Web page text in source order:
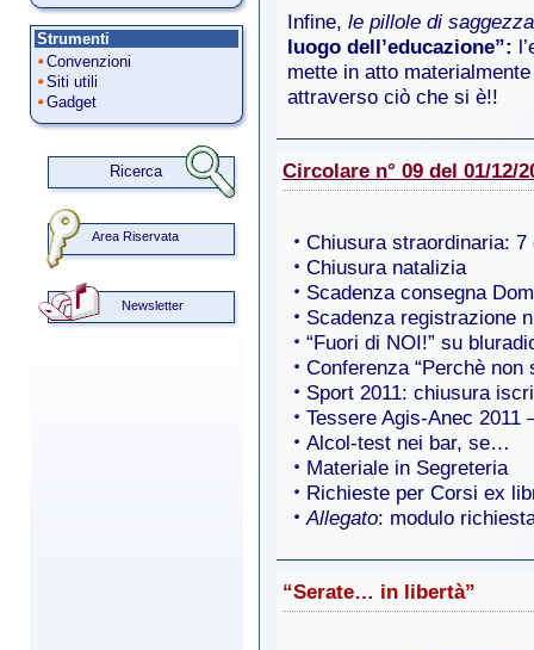
Strumenti
Convenzioni
Siti utili
Gadget
Ricerca
Area Riservata
Newsletter
Infine, le pillole di
luogo dell’educazione”:
mette in atto
attraverso ciò che si è!!
Circolare n° 09 del 01/12/
Chiusura straordinaria: 7
Chiusura natalizia
Scadenza consegna
Scadenza registrazione
“Fuori di NOI!” su
Conferenza “Perchè non
Sport 2011: chiusura
Tessere Agis-Anec 2011
Alcol-test nei bar, se…
Materiale in Segreteria
Richieste per Corsi ex
Allegato: modulo
“Serate… in libertà”